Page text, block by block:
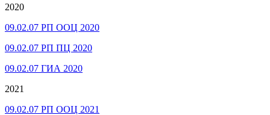
2020
09.02.07 РП ООЦ 2020
09.02.07 РП ПЦ 2020
09.02.07 ГИА 2020
2021
09.02.07 РП ООЦ 2021